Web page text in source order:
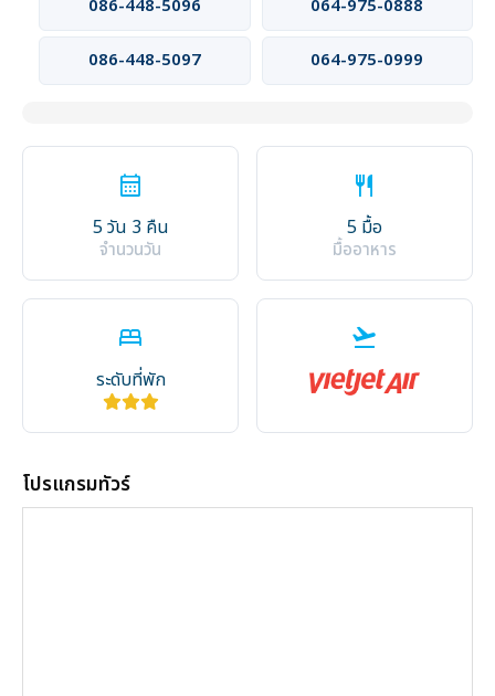
086-448-5096 064-975-0888
086-448-5097 064-975-0999
calendar_month
5 วัน 3 คืน
จำนวนวัน
restaurant
5 มื้อ
มื้ออาหาร
bed
ระดับที่พัก
flight_takeoff
โปรแกรมทัวร์